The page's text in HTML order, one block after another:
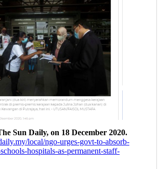
Sun Daily, on 18 December 2020.
local/ngo-urges-govt-to-absorb-
hospitals-as-permanent-staff-